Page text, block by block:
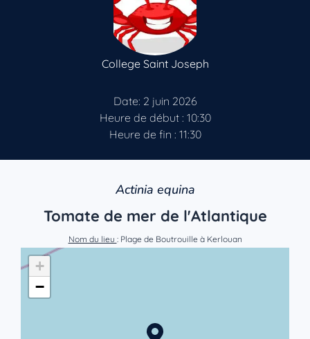
College Saint Joseph
Date: 2 juin 2026
Heure de début : 10:30
Heure de fin : 11:30
Actinia equina
Tomate de mer de l'Atlantique
Nom du lieu : Plage de Boutrouille à Kerlouan
+
−